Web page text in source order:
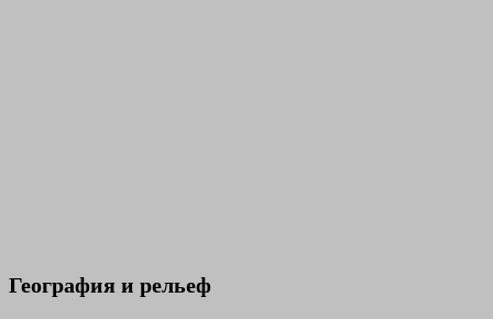
География и рельеф